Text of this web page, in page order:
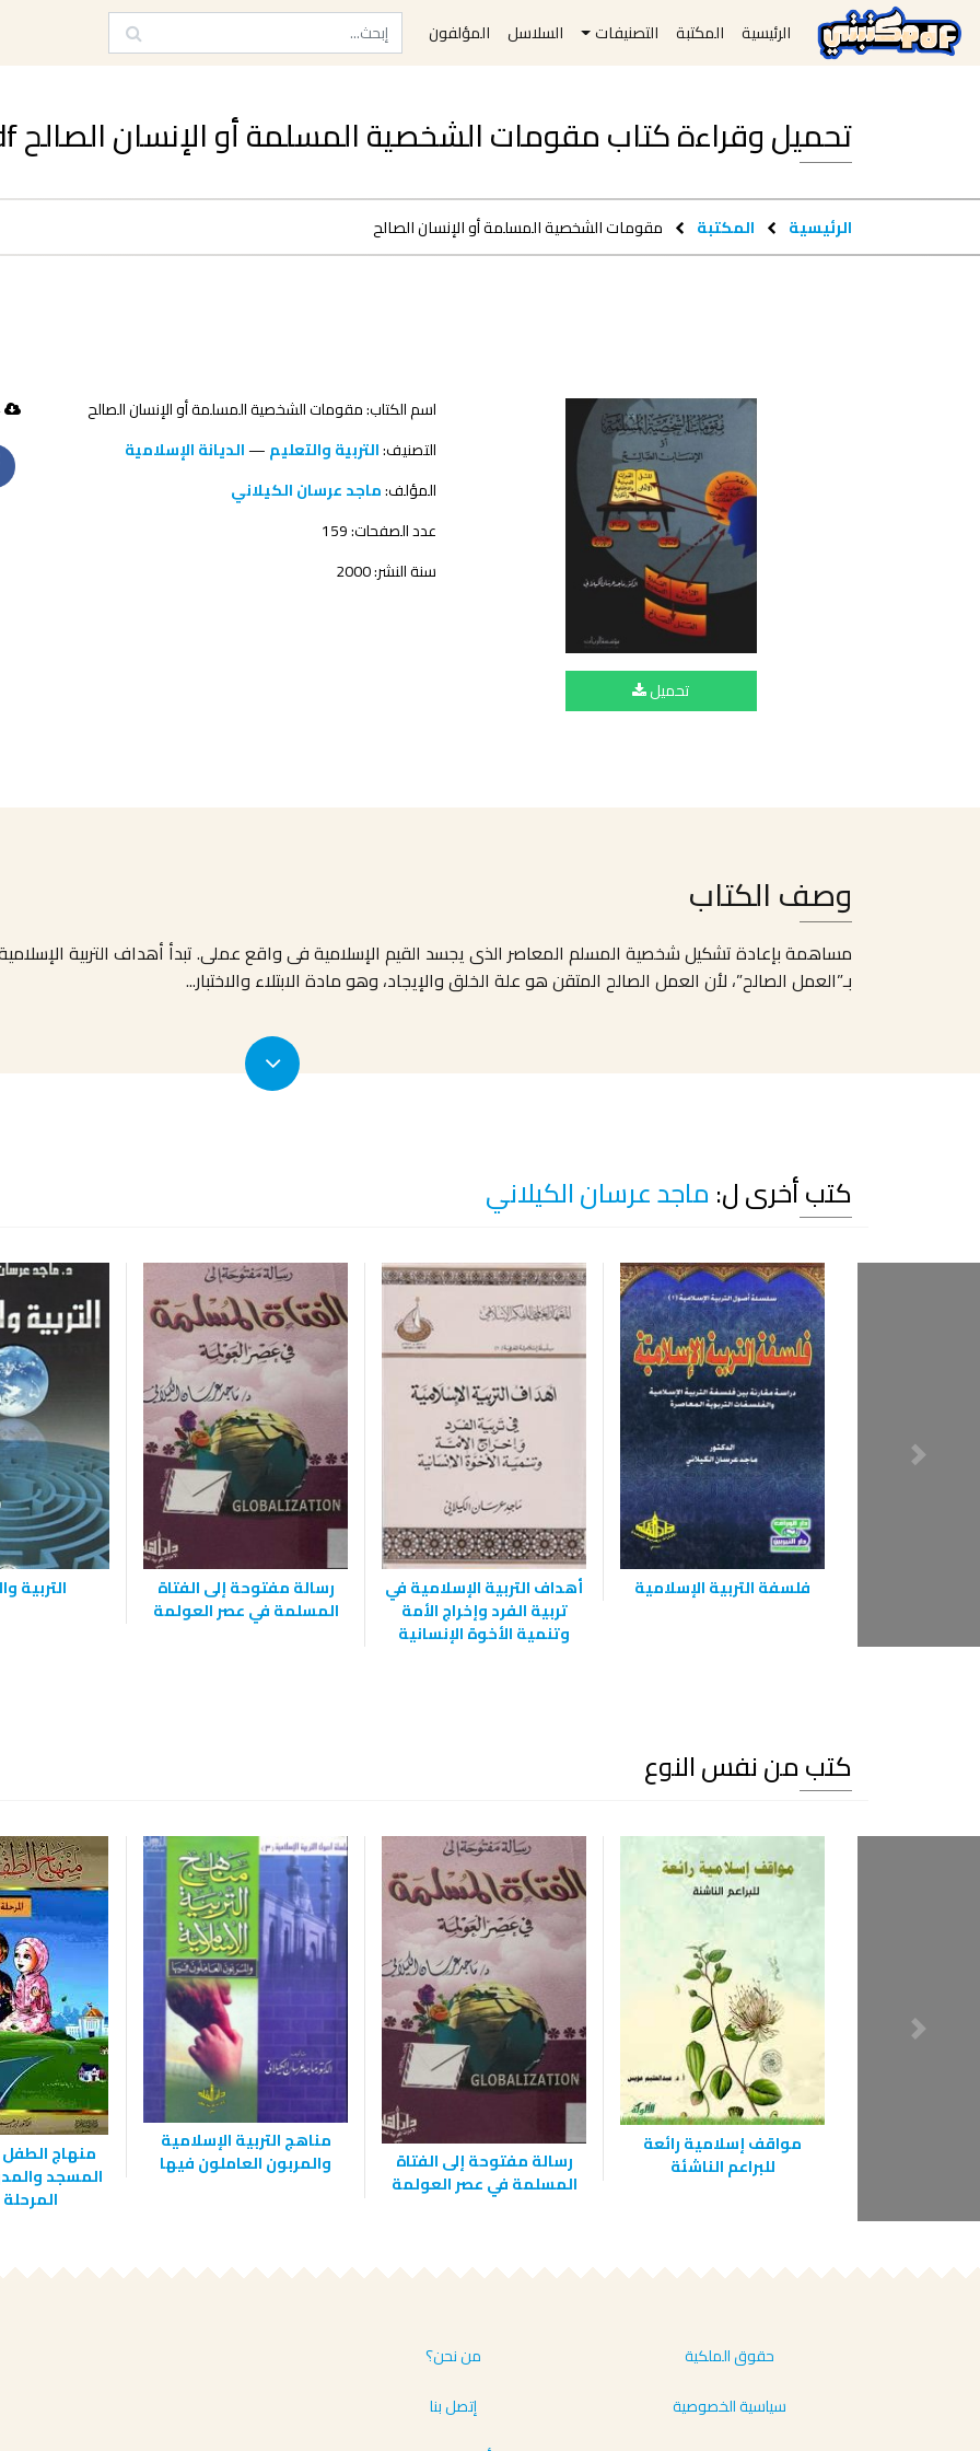
الرئيسية المكتبة التصنيفات السلاسل المؤلفون
تحميل وقراءة كتاب مقومات الشخصية المسلمة أو الإنسان الصالح pdf مجاناً
الرئيسية المكتبة مقومات الشخصية المسلمة أو الإنسان الصالح
تحميل
اسم الكتاب: مقومات الشخصية المسلمة أو الإنسان الصالح
التصنيف:التربية والتعليم—الديانة الإسلامية
المؤلف:ماجد عرسان الكيلاني
عدد الصفحات: 159
سنة النشر: 2000
وصف الكتاب
مساهمة بإعادة تشكيل شخصية المسلم المعاصر الذى يجسد القيم الإسلامية فى واقع عملى. تبدأ أهداف التربية
بـ”العمل الصالح”، لأن العمل الصالح المتقن هو علة الخلق والإيجاد، وهو مادة الابتلاء والاختبار...
كتب أخرى ل: ماجد عرسان الكيلاني
فلسفة التربية الإسلامية أهداف التربية الإسلامية في
تربية الفرد وإخراج الأمة
وتنمية الأخوة الإنسانية
رسالة مفتوحة إلى الفتاة
المسلمة في عصر العولمة
التربية
كتب من نفس النوع
مواقف إسلامية رائعة
للبراعم الناشئة رسالة مفتوحة إلى الفتاة
المسلمة في عصر العولمة
مناهج التربية الإسلامية
والمربون العاملون فيها منهاج
المسجد
حقوق الملكية
سياسية الخصوصية
من نحن؟
إتصل بنا